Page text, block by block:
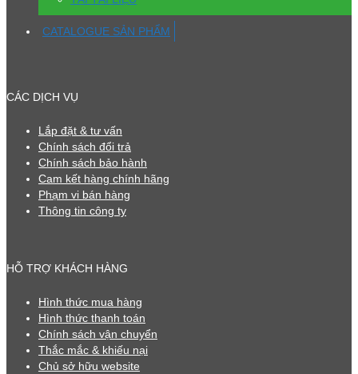
CATALOGUE SẢN PHẨM
CÁC DỊCH VỤ
Lắp đặt & tư vấn
Chính sách đổi trả
Chính sách bảo hành
Cam kết hàng chính hãng
Phạm vi bán hàng
Thông tin công ty
HỖ TRỢ KHÁCH HÀNG
Hình thức mua hàng
Hình thức thanh toán
Chính sách vận chuyển
Thắc mắc & khiếu nại
Chủ sở hữu website